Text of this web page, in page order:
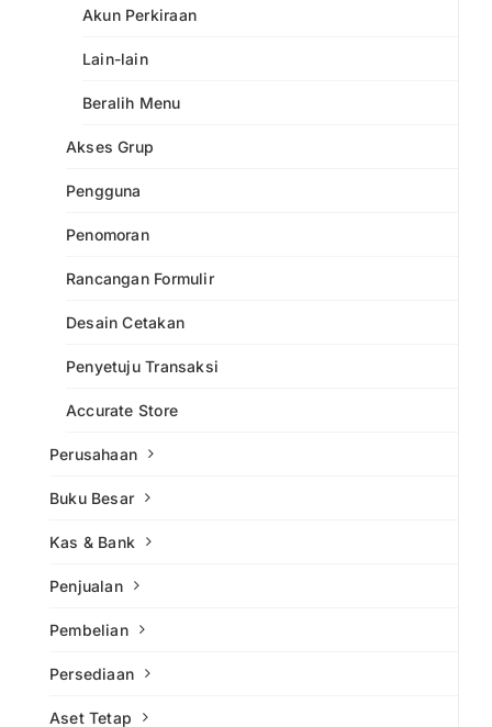
Akun Perkiraan
Lain-lain
Beralih Menu
Akses Grup
Pengguna
Penomoran
Rancangan Formulir
Desain Cetakan
Penyetuju Transaksi
Accurate Store
Perusahaan
Buku Besar
Kas & Bank
Penjualan
Pembelian
Persediaan
Aset Tetap